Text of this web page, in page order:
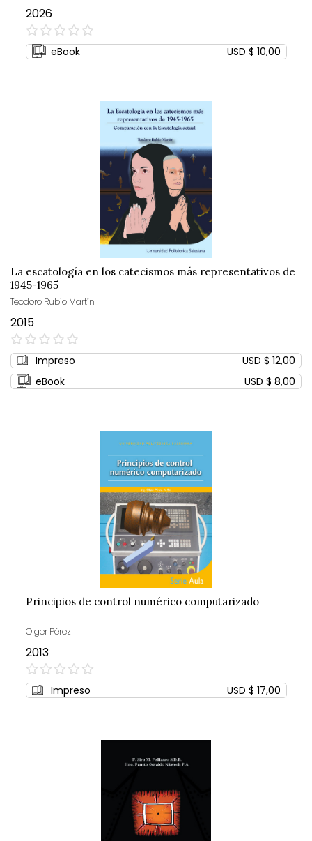
2026
0%
eBook USD $ 10,00
La escatología en los catecismos más representativos de
1945-1965
Teodoro Rubio Martín
2015
0%
Impreso
USD $ 12,00
eBook
USD $ 8,00
Principios de control numérico computarizado
Olger Pérez
2013
0%
Impreso USD $ 17,00